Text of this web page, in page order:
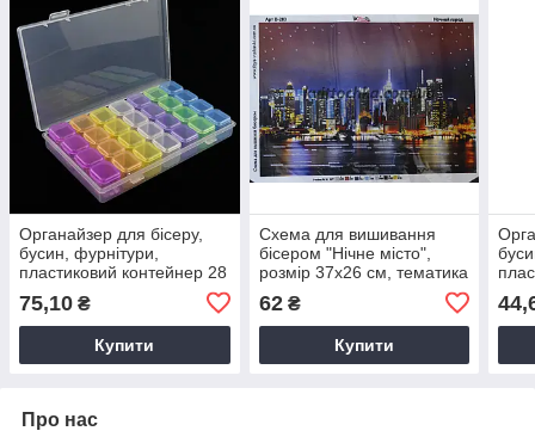
Органайзер для бісеру,
бусин, фурнітури,
пластиковий контейнер 28
см для зберігання
дрібниць
75,10 ₴
Купити
Схема для вишивання
бісером "Нічне місто",
розмір 37x26 см, тематика
62₴
Купити
Про нас